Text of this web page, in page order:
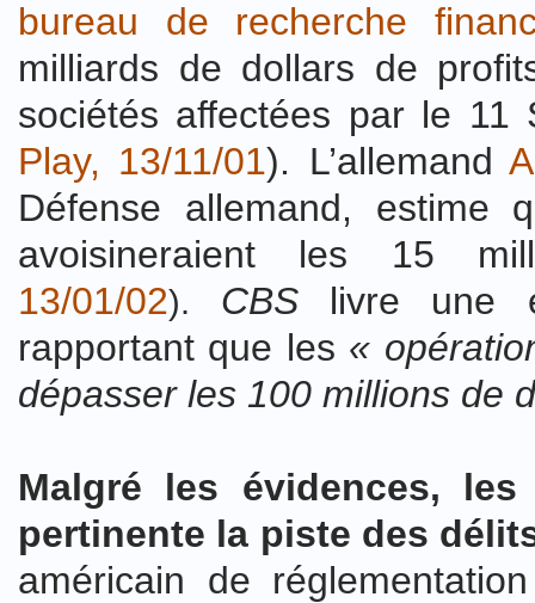
bureau de recherche
milliards de dollars de
sociétés affectées par le 11
Play, 13/11/01). L’allemand
Défense allemand, estime
avoisineraient les 15
13/01/02). CBS livre une
rapportant que les «
dépasser les 100 millions de
Malgré les évidences,
pertinente la piste des
américain de